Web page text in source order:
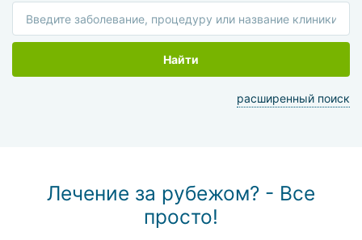
Найти
расширенный поиск
Лечение за рубежом? - Все
просто!